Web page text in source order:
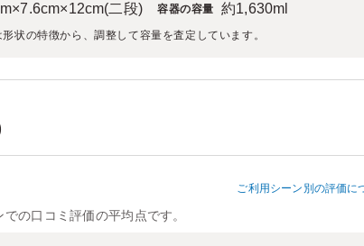
二段) 容器の容量 約1,630ml
状の特徴から、調整して容量を査定しています。
ご利用シーン別の評価に
の口コミ評価の平均点です。